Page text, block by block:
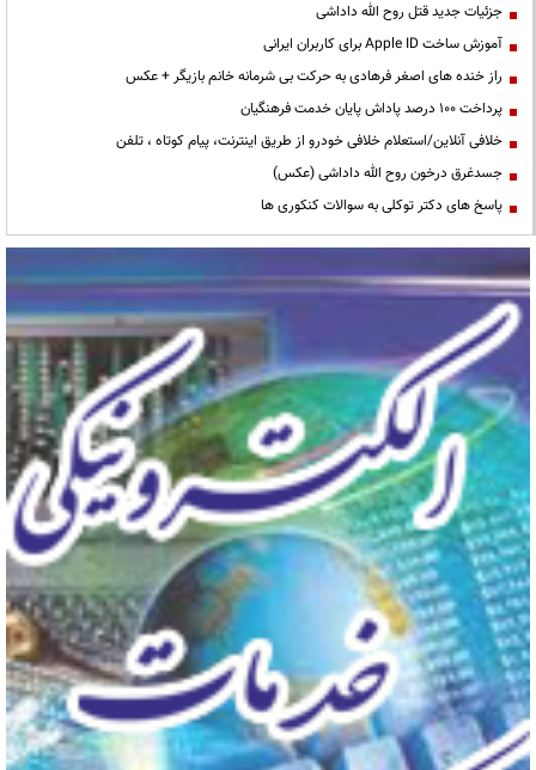
جزئیات جدید قتل روح الله داداشی
آموزش ساخت Apple ID برای کاربران ایرانی
راز خنده های اصغر فرهادی به حرکت بی شرمانه خانم بازیگر + عکس
پرداخت ۱۰۰ درصد پاداش پایان خدمت فرهنگیان
خلافی آنلاین/استعلام خلافی خودرو از طریق اینترنت، پیام کوتاه ، تلفن
جسدغرق درخون روح الله داداشی (عکس)
پاسخ های دکتر توکلی به سوالات کنکوری ها